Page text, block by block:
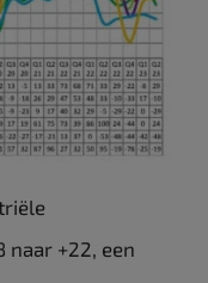
naar +22, een